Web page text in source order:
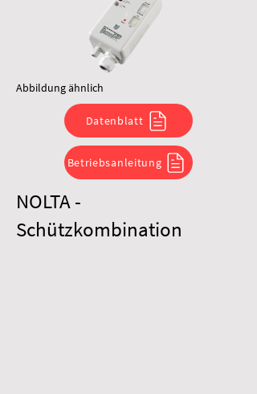
Abbildung ähnlich
Datenblatt
Betriebsanleitung
NOLTA -
Schützkombination